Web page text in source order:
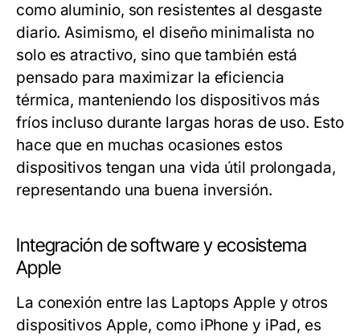
como aluminio, son resistentes al desgaste
diario. Asimismo, el diseño minimalista no
solo es atractivo, sino que también está
pensado para maximizar la eficiencia
térmica, manteniendo los dispositivos más
fríos incluso durante largas horas de uso. Esto
hace que en muchas ocasiones estos
dispositivos tengan una vida útil prolongada,
representando una buena inversión.
Integración de software y ecosistema
Apple
La conexión entre las Laptops Apple y otros
dispositivos Apple, como iPhone y iPad, es